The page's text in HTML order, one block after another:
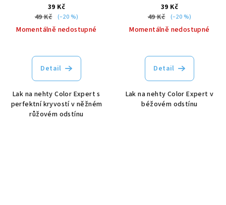
39 Kč
49 Kč
(–20 %)
Momentálně nedostupné
Detail
Lak na nehty Color Expert s
perfektní kryvostí v něžném
růžovém odstínu
39 Kč
49 Kč
(–20 %)
Momentálně nedostupné
Detail
Lak na nehty Color Expert v
béžovém odstínu